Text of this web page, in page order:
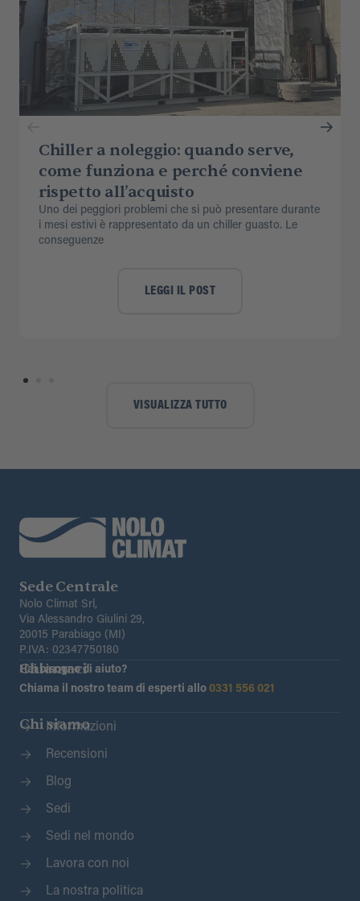
Chiller a noleggio: quando serve,
come funziona e perché conviene
rispetto all’acquisto
Uno dei peggiori problemi che si può presentare durante
i mesi estivi è rappresentato da un chiller guasto. Le
conseguenze
LEGGI IL POST
VISUALIZZA TUTTO
Sede Centrale
Nolo Climat Srl,
Via Alessandro Giulini 29,
20015 Parabiago (MI)
P.IVA: 02347750180
Chiamaci
Hai bisogno di aiuto?
Chiama il nostro team di esperti allo 0331 556 021
Chi siamo
Informazioni
Recensioni
Blog
Sedi
Sedi nel mondo
Lavora con noi
La nostra politica